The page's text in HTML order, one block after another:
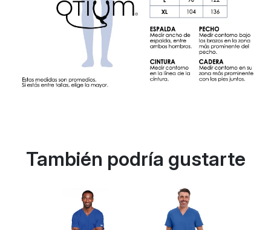
También podría gustarte